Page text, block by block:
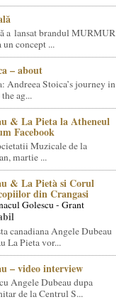
a lansat brandul MURMUR
concept ...
– about
Andreea Stoica’s journey in
ag...
& La Pieta la Atheneul
Facebook
Muzicale de la
martie ...
& La Pietà si Corul
din Crangasi
Golescu - Grant
canadiana Angele Dubeau
La Pieta vor...
– video interview
Angele Dubeau dupa
de la Centrul S...